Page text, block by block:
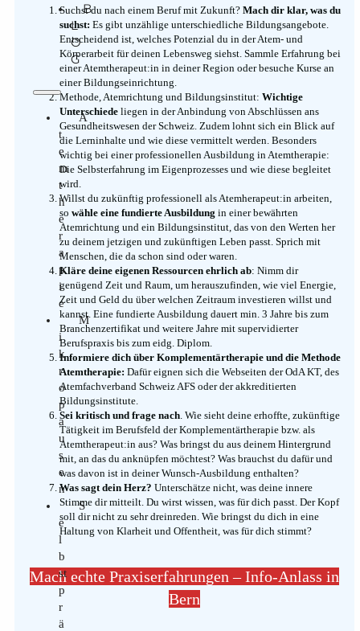
B
L
O
G
A
t
e
m
t
h
e
r
a
p
i
e
M
i
k
r
o
p
a
u
s
e
n
S
e
l
b
st
p
r
ä
Suchst du nach einem Beruf mit Zukunft? Mach dir klar, was du
suchst: Es gibt unzählige unterschiedliche Bildungsangebote.
Entscheidend ist, welches Potenzial du in der Atem- und
Körperarbeit für deinen Lebensweg siehst. Sammle Erfahrung bei
einer Atemtherapeut:in in deiner Region oder besuche Kurse an
einer Bildungseinrichtung.
Methode, Atemrichtung und Bildungsinstitut: Wichtige
Unterschiede liegen in der Anbindung von Abschlüssen ans
Gesundheitswesen der Schweiz. Zudem lohnt sich ein Blick auf
die Lerninhalte und wie diese vermittelt werden. Besonders
wichtig bei einer professionellen Ausbildung in Atemtherapie:
Die Selbsterfahrung im Eigenprozesses und wie diese begleitet
wird.
Willst du zukünftig professionell als Atemherapeut:in arbeiten,
so wähle eine fundierte Ausbildung in einer bewährten
Atemrichtung und ein Bildungsinstitut, das von den Werten her
zu deinem jetzigen und zukünftigen Leben passt. Sprich mit
Menschen, die da schon sind oder waren.
Kläre deine eigenen Ressourcen ehrlich ab: Nimm dir
genügend Zeit und Raum, um herauszufinden, wie viel Energie,
Zeit und Geld du über welchen Zeitraum investieren willst und
kannst. Eine fundierte Ausbildung dauert min. 3 Jahre bis zum
Branchenzertifikat und weitere Jahre mit supervidierter
Berufspraxis bis zum eidg. Diplom.
Informiere dich über Komplementärtherapie und die Methode
Atemtherapie: Dafür eignen sich die Webseiten der OdA KT, des
Atemfachverband Schweiz AFS oder der akkreditierten
Bildungsinstitute.
Sei kritisch und frage nach . Wie sieht deine erhoffte, zukünftige
Tätigkeit im Berufsfeld der Komplementärtherapie bzw. als
Atemtherapeut:in aus? Was bringst du aus deinem Hintergrund
mit, an das du anknüpfen möchtest? Was brauchst du dafür und
was davon ist in deiner Wunsch-Ausbildung enthalten?
Was sagt dein Herz? Unterschätze nicht, was deine innere
Stimme dir mitteilt. Du wirst wissen, was für dich passt. Der Kopf
soll dir nicht zu sehr dreinreden. Wie bringst du dich in eine
Haltung von Klarheit und Offentheit, was für dich stimmt?
Mach echte Praxiserfahrungen – Info-Anlass in
Bern